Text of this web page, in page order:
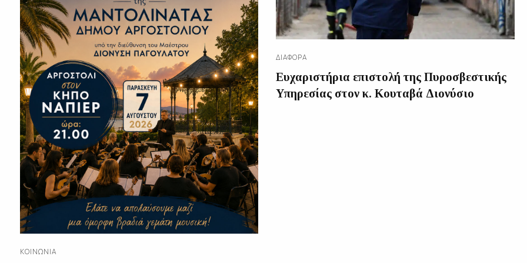
ΚΟΙΝΩΝΊΑ
ΔΙΑΦΟΡΑ
Ευχαριστήρια επιστολή της Πυροσβεστικής
Υπηρεσίας στον κ. Κουταβά Διονύσιο